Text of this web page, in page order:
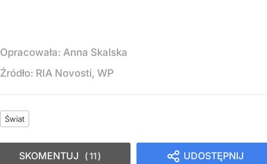
Opracowała: Anna Skalska
Źródło: RIA Novosti, WP
Świat
UDOSTĘPNIJ
SKOMENTUJ 11